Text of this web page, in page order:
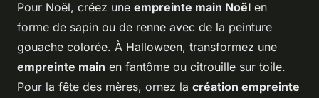
Pour Noël, créez une empreinte main Noël en
forme de sapin ou de renne avec de la peinture
gouache colorée. À Halloween, transformez une
empreinte main en fantôme ou citrouille sur toile.
Pour la fête des mères, ornez la création empreinte